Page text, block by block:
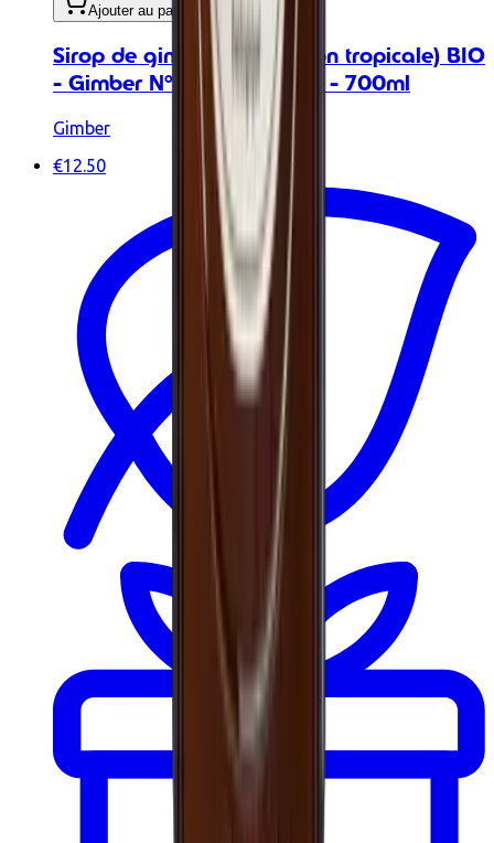
Ajouter au panier
Sirop de gingembre (version tropicale) BIO
- Gimber N°3 SWEET LILLY - 700ml
Gimber
€12.50